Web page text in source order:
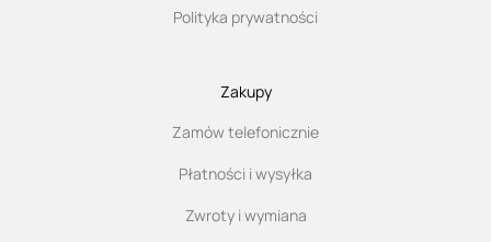
Polityka prywatności
Zakupy
Zamów telefonicznie
Płatności i wysyłka
Zwroty i wymiana